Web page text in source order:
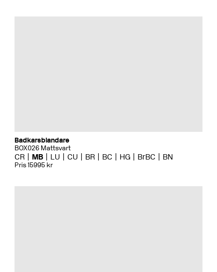
Badkarsblandare
BOX026 Mattsvart
CR MB LU CU BR BC HG BrBC BN
Pris 15995 kr